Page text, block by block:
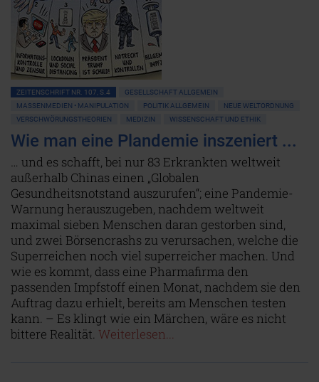
ZEITENSCHRIFT NR. 107, S.4
GESELLSCHAFT ALLGEMEIN
MASSENMEDIEN • MANIPULATION
POLITIK ALLGEMEIN
NEUE WELTORDNUNG
VERSCHWÖRUNGSTHEORIEN
MEDIZIN WISSENSCHAFT UND ETHIK
Wie man eine Plandemie inszeniert ...
… und es schafft, bei nur 83 Erkrankten weltweit
außerhalb Chinas einen „Globalen
Gesundheitsnotstand auszurufen“; eine Pandemie-
Warnung herauszugeben, nachdem weltweit
maximal sieben Menschen daran gestorben sind,
und zwei Börsencrashs zu verursachen, welche die
Superreichen noch viel superreicher machen. Und
wie es kommt, dass eine Pharmafirma den
passenden Impfstoff einen Monat, nachdem sie den
Auftrag dazu erhielt, bereits am Menschen testen
kann. – Es klingt wie ein Märchen, wäre es nicht
bittere Realität. Weiterlesen...